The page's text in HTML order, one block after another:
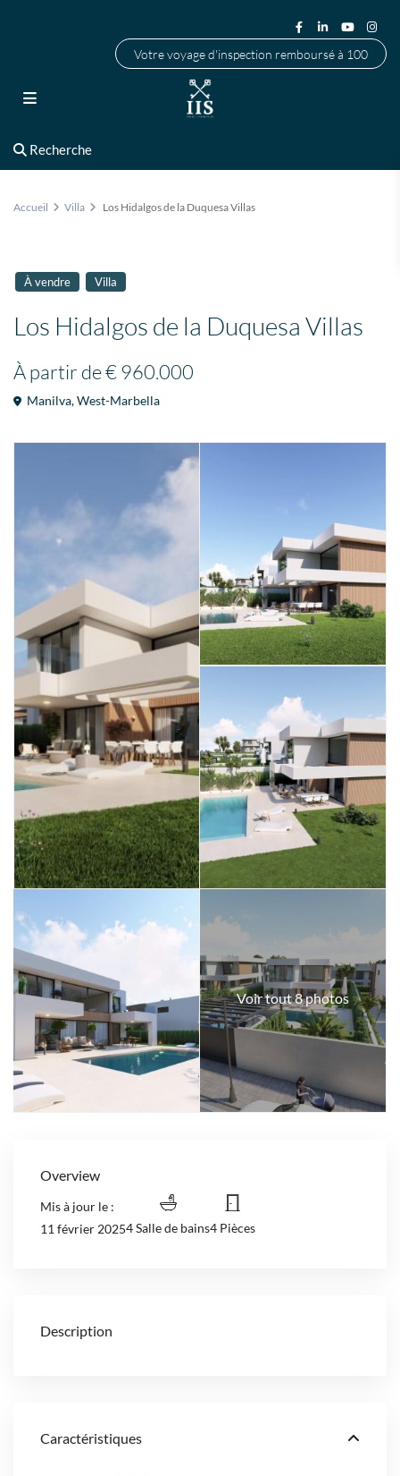
Votre voyage d'inspection remboursé à 100
Recherche
Accueil Villa Los Hidalgos de la Duquesa Villas
À vendre Villa
Los Hidalgos de la Duquesa Villas
À partir de€ 960.000
Manilva,West-Marbella
Voir tout 8 photos
Overview
Mis à jour le :
11 février 20254 Salle de bains4 Pièces
Description
Caractéristiques